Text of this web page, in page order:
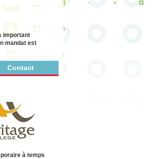
important
mandat est
Contact
à temps